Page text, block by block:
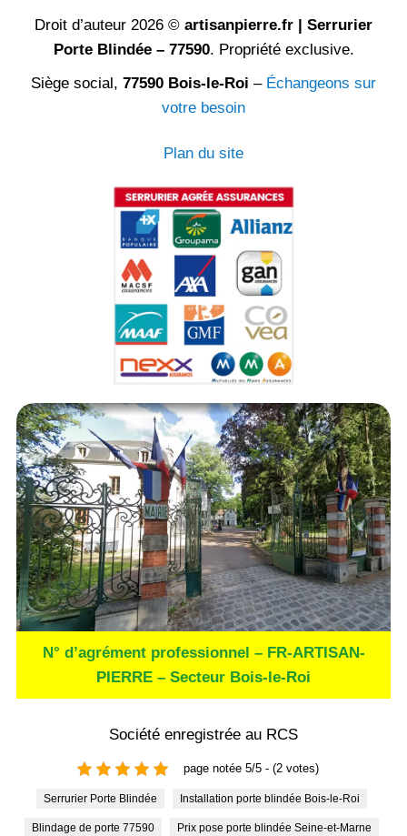
Droit d’auteur 2026 © artisanpierre.fr | Serrurier
Porte Blindée – 77590. Propriété exclusive.
Siège social, 77590 Bois-le-Roi – Échangeons sur
votre besoin
Plan du site
N° d’agrément professionnel – FR-ARTISAN-
PIERRE – Secteur Bois-le-Roi
Société enregistrée au RCS
page notée 5/5 - (2 votes)
Serrurier Porte Blindée Installation porte blindée Bois-le-Roi
Blindage de porte 77590 Prix pose porte blindée Seine-et-Marne